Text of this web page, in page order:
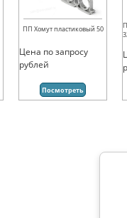
ПП Хомут пластиковый 50
Цена по запросу
рублей
Посмотреть